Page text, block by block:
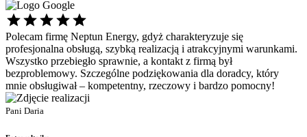
Polecam firmę Neptun Energy, gdyż charakteryzuje się
profesjonalna obsługą, szybką realizacją i atrakcyjnymi warunkami.
Wszystko przebiegło sprawnie, a kontakt z firmą był
bezproblemowy. Szczególne podziękowania dla doradcy, który
mnie obsługiwał – kompetentny, rzeczowy i bardzo pomocny!
Pani Daria